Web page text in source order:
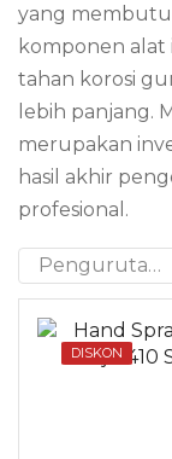
yang
komponen
tahan korosi
lebih panjang.
merupakan
hasil akhir
profesional.
DISKON